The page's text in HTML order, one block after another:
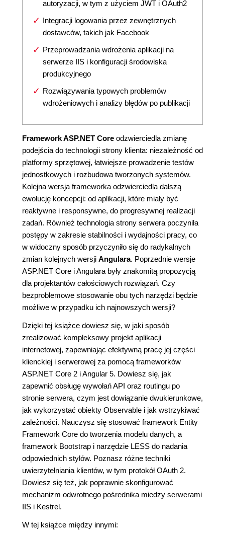
autoryzacji, w tym z użyciem JWT i OAuth2
Integracji logowania przez zewnętrznych
dostawców, takich jak Facebook
Przeprowadzania wdrożenia aplikacji na
serwerze IIS i konfiguracji środowiska
produkcyjnego
Rozwiązywania typowych problemów
wdrożeniowych i analizy błędów po publikacji
Framework ASP.NET Core odzwierciedla zmianę
podejścia do technologii strony klienta: niezależność od
platformy sprzętowej, łatwiejsze prowadzenie testów
jednostkowych i rozbudowa tworzonych systemów.
Kolejna wersja frameworka odzwierciedla dalszą
ewolucję koncepcji: od aplikacji, które miały być
reaktywne i responsywne, do progresywnej realizacji
zadań. Również technologia strony serwera poczyniła
postępy w zakresie stabilności i wydajności pracy, co
w widoczny sposób przyczyniło się do radykalnych
zmian kolejnych wersji Angulara. Poprzednie wersje
ASP.NET Core i Angulara były znakomitą propozycją
dla projektantów całościowych rozwiązań. Czy
bezproblemowe stosowanie obu tych narzędzi będzie
możliwe w przypadku ich najnowszych wersji?
Dzięki tej książce dowiesz się, w jaki sposób
zrealizować kompleksowy projekt aplikacji
internetowej, zapewniając efektywną pracę jej części
klienckiej i serwerowej za pomocą frameworków
ASP.NET Core 2 i Angular 5. Dowiesz się, jak
zapewnić obsługę wywołań API oraz routingu po
stronie serwera, czym jest dowiązanie dwukierunkowe,
jak wykorzystać obiekty Observable i jak wstrzykiwać
zależności. Nauczysz się stosować framework Entity
Framework Core do tworzenia modelu danych, a
framework Bootstrap i narzędzie LESS do nadania
odpowiednich stylów. Poznasz różne techniki
uwierzytelniania klientów, w tym protokół OAuth 2.
Dowiesz się też, jak poprawnie skonfigurować
mechanizm odwrotnego pośrednika miedzy serwerami
IIS i Kestrel.
W tej książce między innymi: